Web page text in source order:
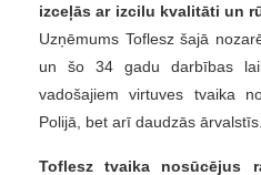
izceļās ar izcilu kvalitāti un
Uzņēmums Toflesz šajā
un šo 34 gadu darbības
vadošajiem virtuves tvaika
Polijā, bet arī daudzās
Toflesz tvaika nosūcējus